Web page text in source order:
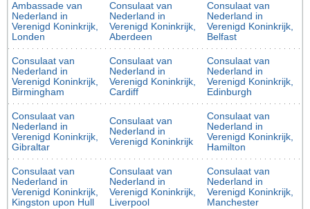
Ambassade van
Nederland in
Verenigd Koninkrijk,
Londen
Consulaat van
Nederland in
Verenigd Koninkrijk,
Aberdeen
Consulaat van
Nederland in
Verenigd Koninkrijk,
Belfast
Consulaat van
Nederland in
Verenigd Koninkrijk,
Birmingham
Consulaat van
Nederland in
Verenigd Koninkrijk,
Cardiff
Consulaat van
Nederland in
Verenigd Koninkrijk,
Edinburgh
Consulaat van
Nederland in
Verenigd Koninkrijk,
Gibraltar
Consulaat van
Nederland in
Verenigd Koninkrijk
Consulaat van
Nederland in
Verenigd Koninkrijk,
Hamilton
Consulaat van
Nederland in
Verenigd Koninkrijk,
Kingston upon Hull
Consulaat van
Nederland in
Verenigd Koninkrijk,
Liverpool
Consulaat van
Nederland in
Verenigd Koninkrijk,
Manchester